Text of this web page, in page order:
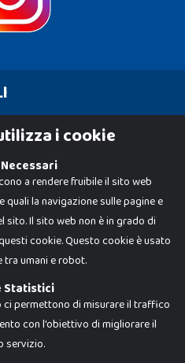
Srl. Ogni riproduzione o utilizzo non
i cookie
a rendere fruibile il sito web
la navigazione sulle pagine e
Il sito web non è in grado di
cookie. Questo cookie è usato
umani e robot.
Statistici
permettono di misurare il traffico
con l'obiettivo di migliorare il
servizio.